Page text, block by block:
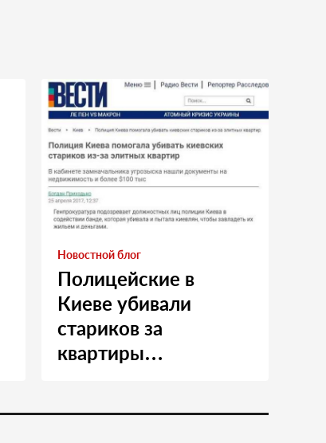
Новостной блог
Полицейские в
Киеве убивали
стариков за
квартиры…